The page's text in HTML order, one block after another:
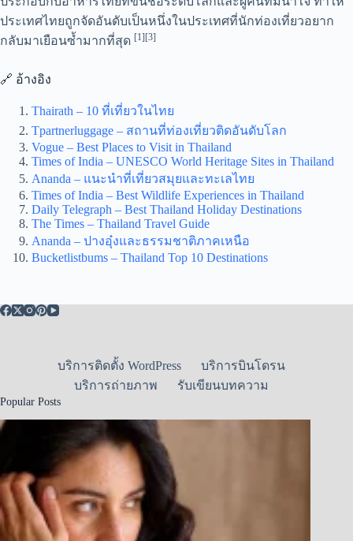
ประเทศไทยถูกจัดอันดับเป็นหนึ่งในประเทศที่นักท่องเที่ยวอยาก
กลับมาเยือนซ้ำมากที่สุด [1][3]
🔗 อ้างอิง
Thairath – 10 ที่เที่ยวในไทย
Tpartnerluggage – สถานที่ท่องเที่ยวติดอันดับโลก
Vogue – Best Places to Visit in Thailand
Times of India – UNESCO World Heritage Sites in Thailand
Ananda – แนะนำที่เที่ยวสมุยและทะเลไทย
Times of India – Best Wildlife Experiences in Thailand
Daily Telegraph – Best Thailand Holiday Destinations
The Times – Thailand Travel Guide
Ananda – ปางอุ๋งและธรรมชาติภาคเหนือ
Bucketlistbums – Thailand Top 10 Destinations
บริการติดตั้ง WordPress
บริการบินโดรน
บริการถ่ายภาพ
รับเขียนบทความ
Popular Posts